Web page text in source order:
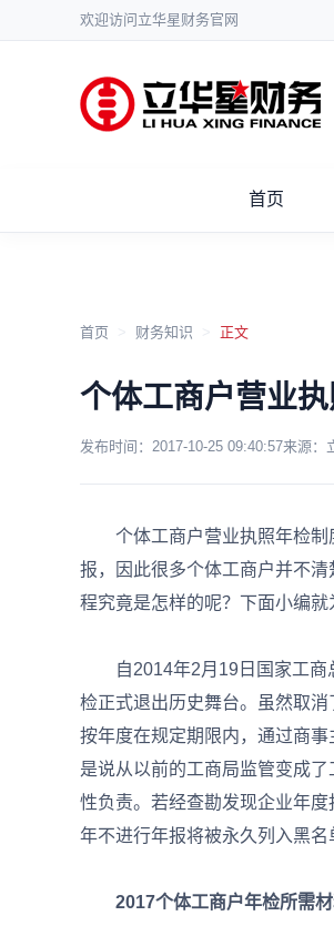
欢迎访问立华星财务官网
首页
首页 财务知识 正文
个体工商户营业
发布时间： 2017-10-25 09:40:57来源：
个体工商户营业执照年检制
报，因此很多个体工商户并不
程究竟是怎样的呢？下面小编就
自2014年2月19日国家工商
检正式退出历史舞台。虽然取
按年度在规定期限内，通过商
是说从以前的工商局监管变成
性负责。若经查勘发现企业年
年不进行年报将被永久列入黑名
2017个体工商户年检所需材